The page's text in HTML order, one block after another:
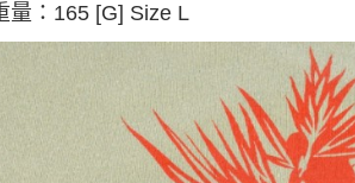
量： 165 [G] Size L